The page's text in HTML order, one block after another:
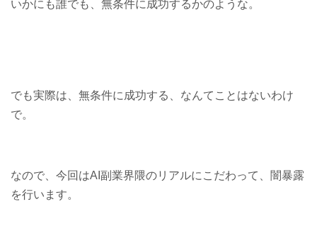
いかにも誰でも、無条件に成功するかのような。
でも実際は、無条件に成功する、なんてことはないわけ
で。
なので、今回はAI副業界隈のリアルにこだわって、闇暴露
を行います。